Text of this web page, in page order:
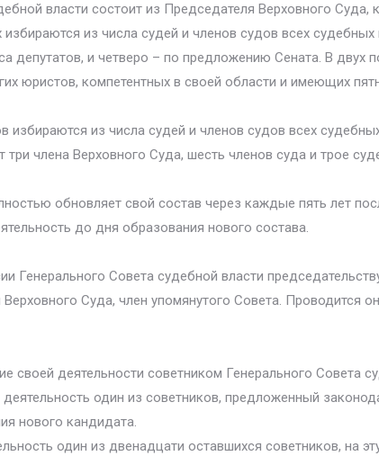
власти состоит из Председателя Верховного
из числа судей и членов судов всех
депутатов, и четверо – по предложению Сената. В двух
юристов, компетентных в своей области и имеющих
избираются из числа судей и членов судов всех
три члена Верховного Суда, шесть членов суда и трое
обновляет свой состав через каждые пять лет
до дня образования нового состава.
Генерального Совета судебной власти
Суда, член упомянутого Совета. Проводится
своей деятельности советником Генерального Совета
один из советников, предложенный
нового кандидата.
один из двенадцати оставшихся советников, на